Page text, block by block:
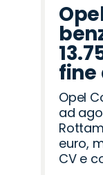
fine
Opel
ad
euro,
CV e